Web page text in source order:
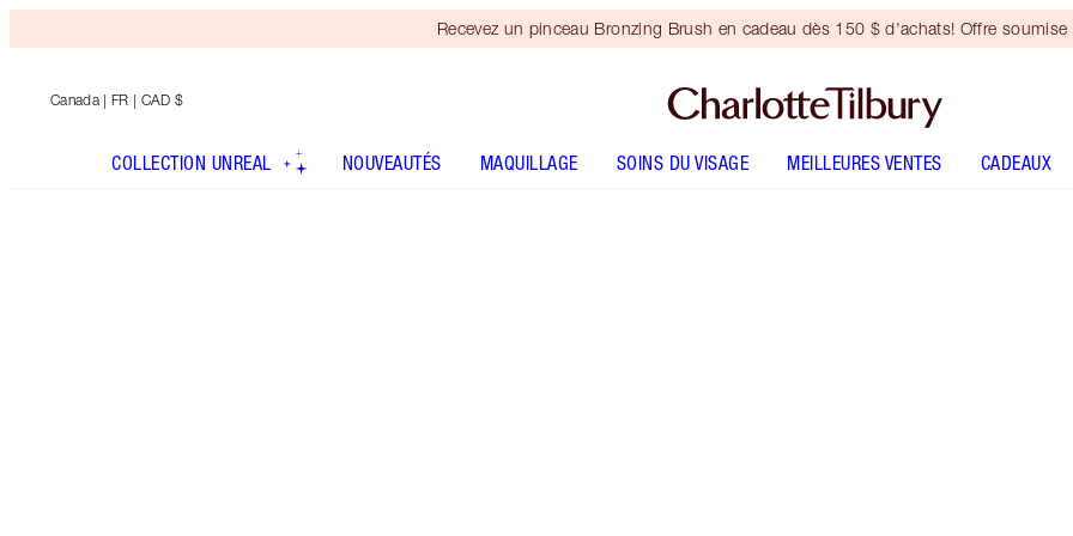
Recevez un pinceau Bronzing Brush en cadeau dès 150 $ d'achats! Offre
Canada | FR | CAD $
COLLECTION UNREAL NOUVEAUTÉS MAQUILLAGE SOINS DU VISAGE MEILLEURES VENTES CADEAUX